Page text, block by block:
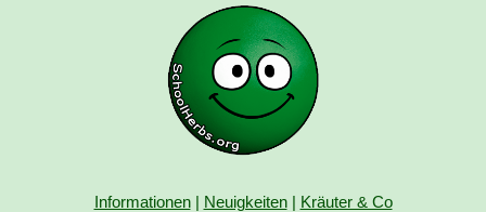
Informationen| Neuigkeiten| Kräuter & Co